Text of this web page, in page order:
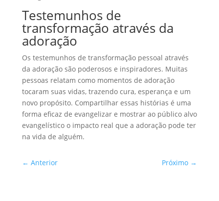
Testemunhos de
transformação através da
adoração
Os testemunhos de transformação pessoal através
da adoração são poderosos e inspiradores. Muitas
pessoas relatam como momentos de adoração
tocaram suas vidas, trazendo cura, esperança e um
novo propósito. Compartilhar essas histórias é uma
forma eficaz de evangelizar e mostrar ao público alvo
evangelístico o impacto real que a adoração pode ter
na vida de alguém.
← Anterior Próximo →